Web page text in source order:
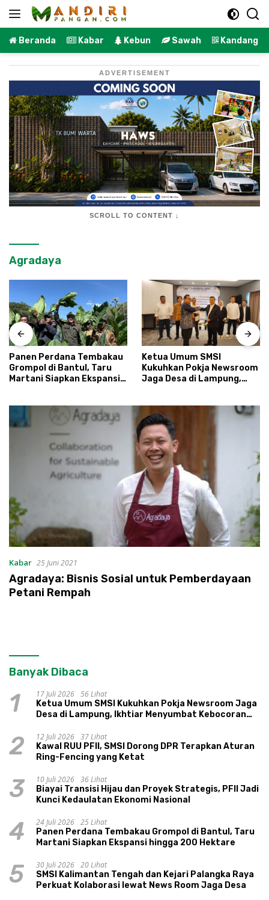
Langsung
Beranda Kabar Kebun Sawah Kandang
ADVERTISEMENT
SCROLL TO CONTENT ↓
Agradaya
Panen Perdana Tembakau
Grompol di Bantul, Taru
Martani Siapkan Ekspansi
Ketua Umum SMSI
Kukuhkan Pokja Newsroom
Jaga Desa di Lampung,
Kabar 25 Juni 2021
Agradaya: Bisnis Sosial untuk Pemberdayaan
Petani Rempah
Banyak Dibaca
1 17 Juli 2026 56 Lihat
Ketua Umum SMSI Kukuhkan Pokja Newsroom Jaga
Desa di Lampung, Ikhtiar Menyumbat Kebocoran
2 12 Juli 2026 37 Lihat
Kawal RUU PFII, SMSI Dorong DPR Terapkan Aturan
Ring-Fencing yang Ketat
3 10 Juli 2026 36 Lihat
Biayai Transisi Hijau dan Proyek Strategis, PFII Jadi
Kunci Kedaulatan Ekonomi Nasional
4 24 Juli 2026 25 Lihat
Panen Perdana Tembakau Grompol di Bantul, Taru
Martani Siapkan Ekspansi hingga 200 Hektare
5 30 Juli 2026 20 Lihat
SMSI Kalimantan Tengah dan Kejari Palangka Raya
Perkuat Kolaborasi lewat News Room Jaga Desa